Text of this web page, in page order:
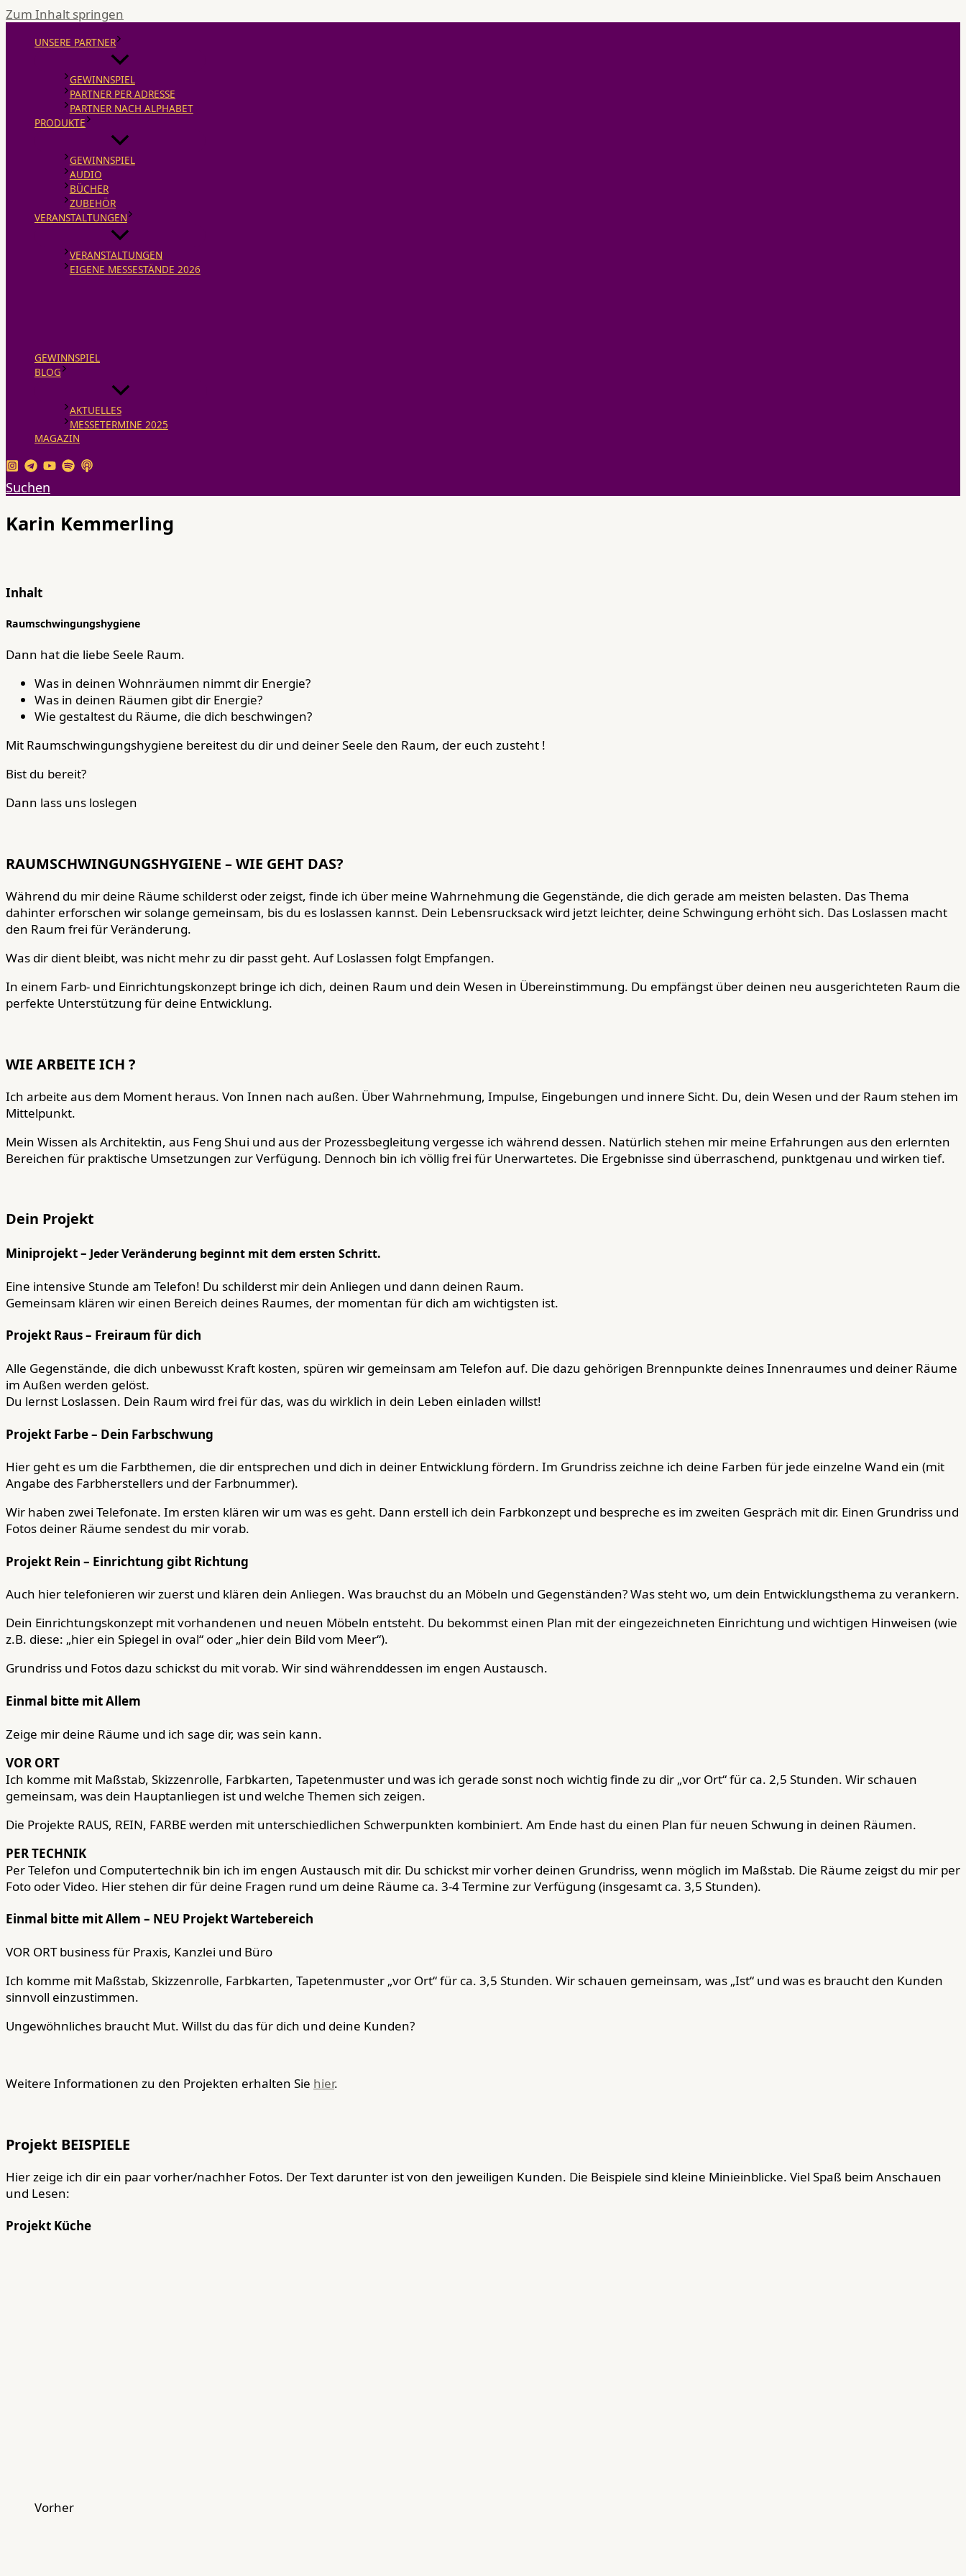
Zum Inhalt springen
UNSERE PARTNER
GEWINNSPIEL
PARTNER PER ADRESSE
PARTNER NACH ALPHABET
PRODUKTE
GEWINNSPIEL
AUDIO
BÜCHER
ZUBEHÖR
VERANSTALTUNGEN
VERANSTALTUNGEN
EIGENE MESSESTÄNDE 2026
GEWINNSPIEL
BLOG
AKTUELLES
MESSETERMINE 2025
MAGAZIN
Suchen
Karin Kemmerling
Inhalt
Raumschwingungshygiene
Dann hat die liebe Seele Raum.
Was in deinen Wohnräumen nimmt dir Energie?
Was in deinen Räumen gibt dir Energie?
Wie gestaltest du Räume, die dich beschwingen?
Mit Raumschwingungshygiene bereitest du dir und deiner Seele den Raum, der euch zusteht !
Bist du bereit?
Dann lass uns loslegen
RAUMSCHWINGUNGSHYGIENE – WIE GEHT DAS?
Während du mir deine Räume schilderst oder zeigst, finde ich über meine Wahrnehmung die Gegenstände, die dich gerade am meisten belasten. Das Thema
dahinter erforschen wir solange gemeinsam, bis du es loslassen kannst. Dein Lebensrucksack wird jetzt leichter, deine Schwingung erhöht sich. Das Loslassen macht
den Raum frei für Veränderung.
Was dir dient bleibt, was nicht mehr zu dir passt geht. Auf Loslassen folgt Empfangen.
In einem Farb- und Einrichtungskonzept bringe ich dich, deinen Raum und dein Wesen in Übereinstimmung. Du empfängst über deinen neu ausgerichteten Raum die
perfekte Unterstützung für deine Entwicklung.
WIE ARBEITE ICH ?
Ich arbeite aus dem Moment heraus. Von Innen nach außen. Über Wahrnehmung, Impulse, Eingebungen und innere Sicht. Du, dein Wesen und der Raum stehen im
Mittelpunkt.
Mein Wissen als Architektin, aus Feng Shui und aus der Prozessbegleitung vergesse ich während dessen. Natürlich stehen mir meine Erfahrungen aus den erlernten
Bereichen für praktische Umsetzungen zur Verfügung. Dennoch bin ich völlig frei für Unerwartetes. Die Ergebnisse sind überraschend, punktgenau und wirken tief.
Dein Projekt
Miniprojekt – Jeder Veränderung beginnt mit dem ersten Schritt.
Eine intensive Stunde am Telefon! Du schilderst mir dein Anliegen und dann deinen Raum.
Gemeinsam klären wir einen Bereich deines Raumes, der momentan für dich am wichtigsten ist.
Projekt Raus – Freiraum für dich
Alle Gegenstände, die dich unbewusst Kraft kosten, spüren wir gemeinsam am Telefon auf. Die dazu gehörigen Brennpunkte deines Innenraumes und deiner Räume
im Außen werden gelöst.
Du lernst Loslassen. Dein Raum wird frei für das, was du wirklich in dein Leben einladen willst!
Projekt Farbe – Dein Farbschwung
Hier geht es um die Farbthemen, die dir entsprechen und dich in deiner Entwicklung fördern. Im Grundriss zeichne ich deine Farben für jede einzelne Wand ein (mit
Angabe des Farbherstellers und der Farbnummer).
Wir haben zwei Telefonate. Im ersten klären wir um was es geht. Dann erstell ich dein Farbkonzept und bespreche es im zweiten Gespräch mit dir. Einen Grundriss und
Fotos deiner Räume sendest du mir vorab.
Projekt Rein – Einrichtung gibt Richtung
Auch hier telefonieren wir zuerst und klären dein Anliegen. Was brauchst du an Möbeln und Gegenständen? Was steht wo, um dein Entwicklungsthema zu verankern.
Dein Einrichtungskonzept mit vorhandenen und neuen Möbeln entsteht. Du bekommst einen Plan mit der eingezeichneten Einrichtung und wichtigen Hinweisen (wie
z.B. diese: „hier ein Spiegel in oval“ oder „hier dein Bild vom Meer“).
Grundriss und Fotos dazu schickst du mit vorab. Wir sind währenddessen im engen Austausch.
Einmal bitte mit Allem
Zeige mir deine Räume und ich sage dir, was sein kann.
VOR ORT
Ich komme mit Maßstab, Skizzenrolle, Farbkarten, Tapetenmuster und was ich gerade sonst noch wichtig finde zu dir „vor Ort“ für ca. 2,5 Stunden. Wir schauen
gemeinsam, was dein Hauptanliegen ist und welche Themen sich zeigen.
Die Projekte RAUS, REIN, FARBE werden mit unterschiedlichen Schwerpunkten kombiniert. Am Ende hast du einen Plan für neuen Schwung in deinen Räumen.
PER TECHNIK
Per Telefon und Computertechnik bin ich im engen Austausch mit dir. Du schickst mir vorher deinen Grundriss, wenn möglich im Maßstab. Die Räume zeigst du mir per
Foto oder Video. Hier stehen dir für deine Fragen rund um deine Räume ca. 3-4 Termine zur Verfügung (insgesamt ca. 3,5 Stunden).
Einmal bitte mit Allem – NEU Projekt Wartebereich
VOR ORT business für Praxis, Kanzlei und Büro
Ich komme mit Maßstab, Skizzenrolle, Farbkarten, Tapetenmuster „vor Ort“ für ca. 3,5 Stunden. Wir schauen gemeinsam, was „Ist“ und was es braucht den Kunden
sinnvoll einzustimmen.
Ungewöhnliches braucht Mut. Willst du das für dich und deine Kunden?
Weitere Informationen zu den Projekten erhalten Sie hier.
Projekt BEISPIELE
Hier zeige ich dir ein paar vorher/nachher Fotos. Der Text darunter ist von den jeweiligen Kunden. Die Beispiele sind kleine Minieinblicke. Viel Spaß beim Anschauen
und Lesen:
Projekt Küche
Vorher